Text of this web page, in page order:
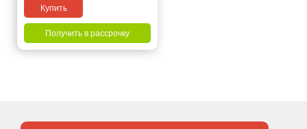
Купить
Получить в рассрочку